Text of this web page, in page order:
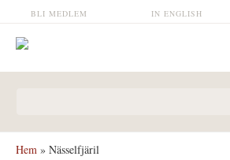
Hoppa till huvudinnehåll IN ENGLISH
BLI MEDLEM
Hem » Nässelfjäril